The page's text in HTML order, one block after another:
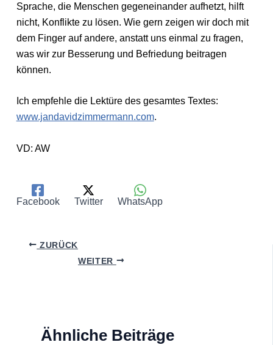
Sprache, die Menschen gegeneinander aufhetzt, hilft
nicht, Konflikte zu lösen. Wie gern zeigen wir doch mit
dem Finger auf andere, anstatt uns einmal zu fragen,
was wir zur Besserung und Befriedung beitragen
können.
Ich empfehle die Lektüre des gesamtes Textes:
www.jandavidzimmermann.com.
VD: AW
Facebook Twitter WhatsApp
ZURÜCK
WEITER
Ähnliche Beiträge